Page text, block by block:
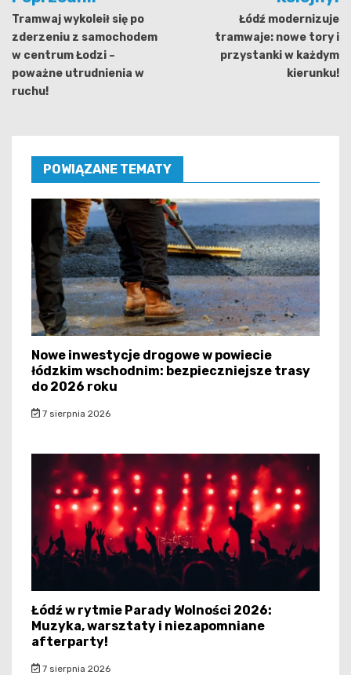
wpisu
Tramwaj wykoleił się po
zderzeniu z samochodem
w centrum Łodzi –
poważne utrudnienia w
ruchu!
Łódź modernizuje
tramwaje: nowe tory i
przystanki w każdym
kierunku!
POWIĄZANE TEMATY
Nowe inwestycje drogowe w powiecie
łódzkim wschodnim: bezpieczniejsze trasy
do 2026 roku
7 sierpnia 2026
Łódź w rytmie Parady Wolności 2026:
Muzyka, warsztaty i niezapomniane
afterparty!
7 sierpnia 2026